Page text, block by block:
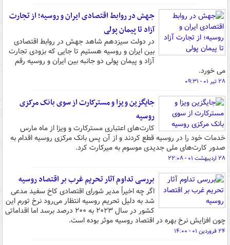
جهش در روابط اقتصادی ایران و روسیه؛ از تجارت
آزاد تا پیمان پولی
در دولت سیزدهم شاهد جهش در روابط اقتصادی
بین ایران و روسیه هستیم تا جایی که بزودی تجارت
آزاد و پیمان پولی دو جانبه بین ایران و روسیه رقم
می خورد.
۲۸ تیر ۰۱ - ۰۹:۳۱
جایگزین ویزا و مسترکارت از سوی بانک مرکزی
روسیه
کارت‌های اعتباری مسترکارت و ویزا از ماه مارس
خدمات خود را در روسیه قطع کردند و از آن پس بانک مرکزی روسیه اقدام به
صدور کارت‌های ملی جدیدی موسوم به میرکارت کرد.
۲۸ اردیبهشت ۰۱ - ۲۲:۰۸
بررسی تداوم آثار تحریم غرب بر اقتصاد روسیه
اگر چه اخیراً مدیر شورای اقتصادی کاخ سفید مدعی
شد به دلیل تحریم روسیه انتظار می‌رود نرخ تورم این
کشور در سال ۲۰۲۳ به ۲۰۰ درصد برسد اما اقداماتی
چون افزایش نرخ بهره در اقتصاد روسیه موثر بوده است.
۲۴ فروردین ۰۱ - ۱۴:۰۰